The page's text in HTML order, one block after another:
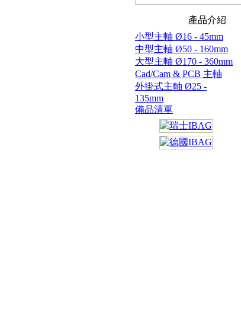
產品介紹
小型主軸 Ø16 - 45mm
中型主軸 Ø50 - 160mm
大型主軸 Ø170 - 360mm
Cad/Cam & PCB 主軸
外掛式主軸 Ø25 -
135mm
備品清單